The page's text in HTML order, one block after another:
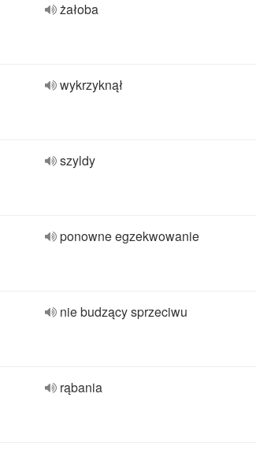
żałoba
wykrzyknął
szyldy
ponowne egzekwowanie
nie budzący sprzeciwu
rąbania